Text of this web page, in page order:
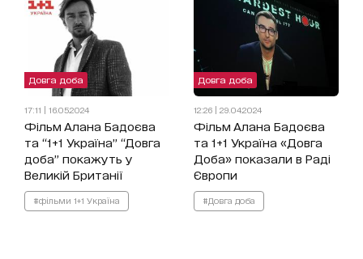
Довга доба
17:11 | 16.05.2024
Фільм Алана Бадоєва
та “1+1 Україна” “Довга
доба” покажуть у
Великій Британії
#фільми 1+1 Україна
Довга доба
12:26 | 29.04.2024
Фільм Алана Бадоєва
та 1+1 Україна «Довга
Доба» показали в Раді
Європи
#Довга доба